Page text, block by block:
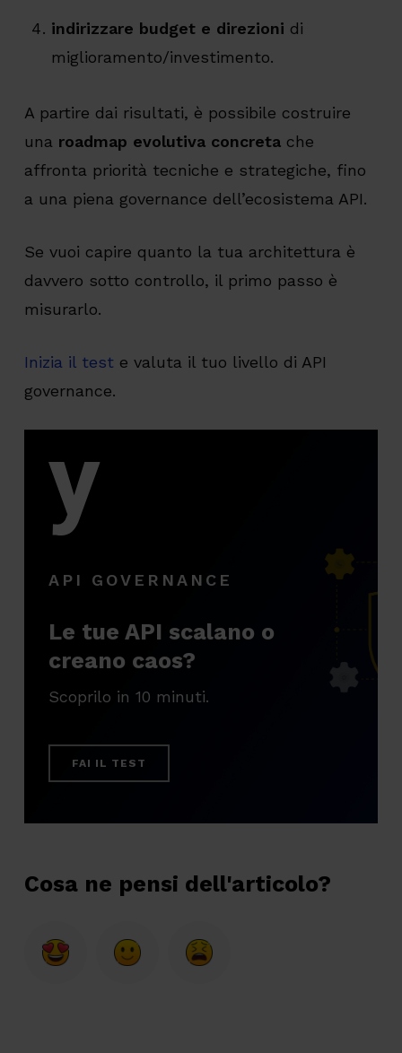
indirizzare budget e direzioni di
miglioramento/investimento.
A partire dai risultati, è possibile costruire
una roadmap evolutiva concretache
affronta priorità tecniche e strategiche, fino
a una piena governance dell’ecosistema API.
Se vuoi capire quanto la tua architettura è
davvero sotto controllo, il primo passo è
misurarlo.
Inizia il teste valuta il tuo livello di API
governance.
API GOVERNANCE
Le tue API scalano o
creano caos?
Scoprilo in 10 minuti.
FAI IL TEST
Cosa ne pensi dell'articolo?